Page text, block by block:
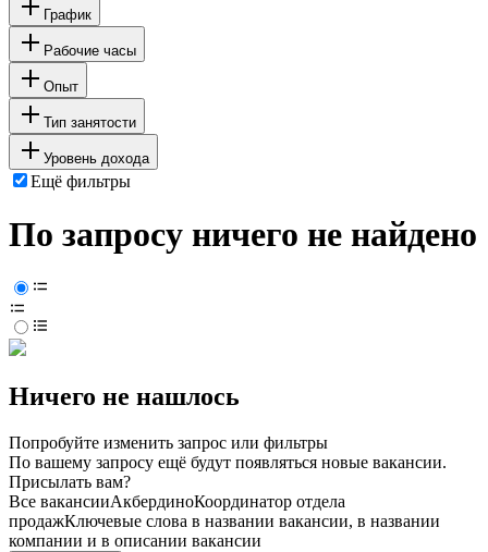
График
Рабочие часы
Опыт
Тип занятости
Уровень дохода
Ещё фильтры
По запросу ничего не найдено
Ничего не нашлось
Попробуйте изменить запрос или фильтры
По вашему запросу ещё будут появляться новые вакансии.
Присылать вам?
Все вакансииАкбердиноКоординатор отдела
продажКлючевые слова в названии вакансии, в названии
компании и в описании вакансии